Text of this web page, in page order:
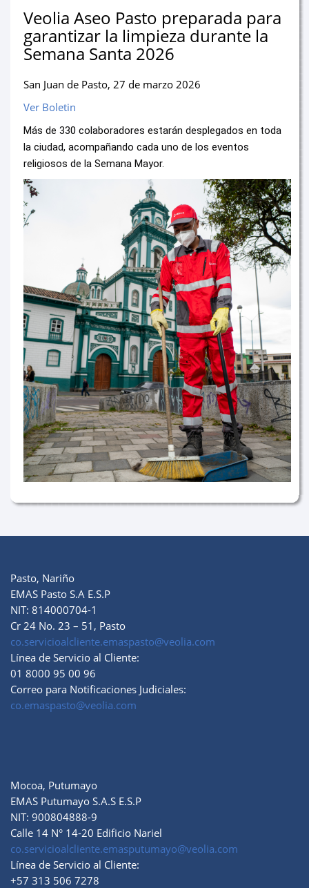
Veolia Aseo Pasto preparada para
garantizar la limpieza durante la
Semana Santa 2026
San Juan de Pasto, 27 de marzo 2026
Ver Boletin
Más de 330 colaboradores estarán desplegados en toda
la ciudad, acompañando cada uno de los eventos
religiosos de la Semana Mayor.
Pasto, Nariño
EMAS Pasto S.A E.S.P
NIT: 814000704-1
Cr 24 No. 23 – 51, Pasto
co.servicioalcliente.emaspasto@veolia.com
Línea de Servicio al Cliente:
01 8000 95 00 96
Correo para Notificaciones Judiciales:
co.emaspasto@veolia.com
Mocoa, Putumayo
EMAS Putumayo S.A.S E.S.P
NIT: 900804888-9
Calle 14 N° 14-20 Edificio Nariel
co.servicioalcliente.emasputumayo@veolia.com
Línea de Servicio al Cliente:
+57 313 506 7278